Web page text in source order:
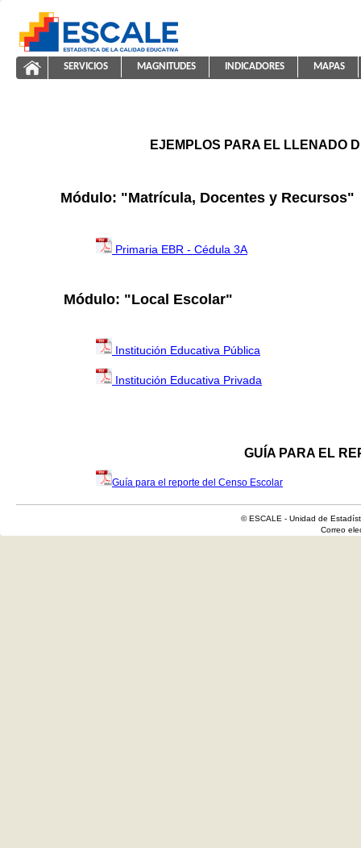
ESCALE - Unidad de Estadística Educativa
ayuda2011
NAVEGACIÓN
SERVICIOS MAGNITUDES INDICADORES MAPAS
EJEMPLOS PARA EL LLENADO
Módulo: "Matrícula, Docentes y Recursos"
Primaria EBR - Cédula 3A
Módulo: "Local Escolar"
Institución Educativa Pública
Institución Educativa Privada
GUÍA PARA EL
Guía para el reporte del Censo Escolar
© ESCALE - Unidad de
Correo